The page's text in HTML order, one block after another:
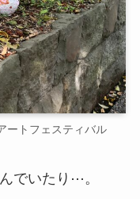
ートフェスティバル
でいたり⋯。